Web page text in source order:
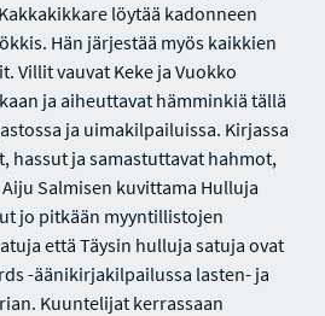
löytää kadonneen
Hän järjestää myös kaikkien
Villit vauvat Keke ja Vuokko
ja aiheuttavat hämminkiä tällä
ja uimakilpailuissa. Kirjassa
hassut ja samastuttavat hahmot,
Salmisen kuvittama Hulluja
jo pitkään myyntillistojen
että Täysin hulluja satuja ovat
-äänikirjakilpailussa lasten- ja
Kuuntelijat kerrassaan